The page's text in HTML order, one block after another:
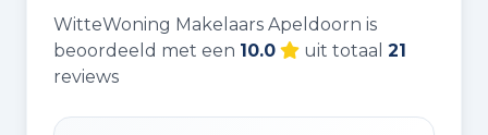
WitteWoning Makelaars Apeldoorn is
beoordeeld met een 10.0 uit totaal 21
reviews